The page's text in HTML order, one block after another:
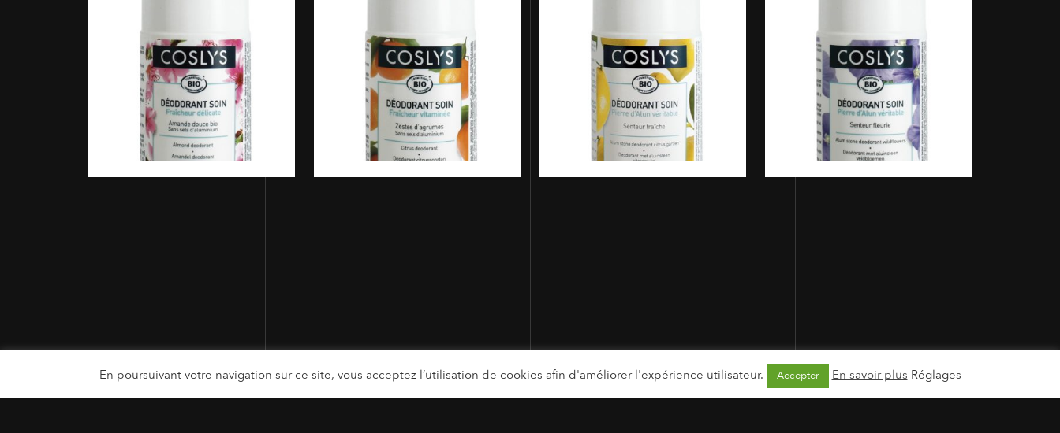
En poursuivant votre navigation sur ce site, vous acceptez l’utilisation de cookies afin d'améliorer l'expérience utilisateur. Accepter En savoir plus Réglages